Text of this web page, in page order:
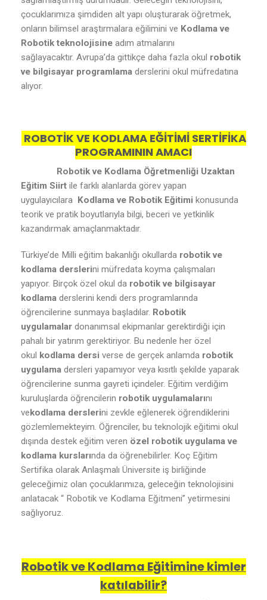
çocuklarımıza şimdiden alt yapı oluşturarak öğretmek,
onların bilimsel araştırmalara eğilimini ve Kodlama ve
Robotik teknolojisine adım atmalarını
sağlayacaktır. Avrupa’da gittikçe daha fazla okul robotik
ve bilgisayar programlama derslerini okul müfredatına
alıyor.
ROBOTİK VE KODLAMA EĞİTİMİ SERTİFİKA
PROGRAMININ AMACI
Robotik ve Kodlama Öğretmenliği Uzaktan
Eğitim Siirt ile farklı alanlarda görev yapan
uygulayıcılara Kodlama ve Robotik Eğitimi konusunda
teorik ve pratik boyutlarıyla bilgi, beceri ve yetkinlik
kazandırmak amaçlanmaktadır.
Türkiye’de Milli eğitim bakanlığı okullarda robotik ve
kodlama derslerini müfredata koyma çalışmaları
yapıyor. Birçok özel okul da robotik ve bilgisayar
kodlama derslerini kendi ders programlarında
öğrencilerine sunmaya başladılar. Robotik
uygulamalar donanımsal ekipmanlar gerektirdiği için
pahalı bir yatırım gerektiriyor. Bu nedenle her özel
okul kodlama dersi verse de gerçek anlamda robotik
uygulama dersleri yapamıyor veya kısıtlı şekilde yaparak
öğrencilerine sunma gayreti içindeler. Eğitim verdiğim
kuruluşlarda öğrencilerin robotik uygulamalarını
vekodlama derslerini zevkle eğlenerek öğrendiklerini
gözlemlemekteyim. Öğrenciler, bu teknolojik eğitimi okul
dışında destek eğitim veren özel robotik uygulama ve
kodlama kurslarında da öğrenebilirler. Koç Eğitim
Sertifika olarak Anlaşmalı Üniversite iş birliğinde
geleceğimiz olan çocuklarımıza, geleceğin teknolojisini
anlatacak “ Robotik ve Kodlama Eğitmeni” yetirmesini
sağlıyoruz.
Robotik ve Kodlama Eğitimine kimler
katılabilir?